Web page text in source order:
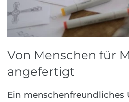
Von Menschen für
angefertigt
Ein menschenfreundliches